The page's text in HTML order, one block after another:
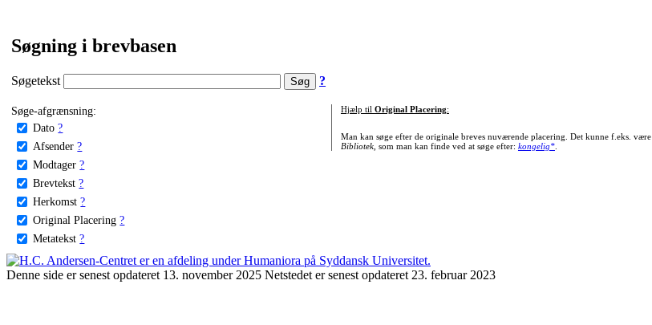
Søgning i brevbasen
Søgetekst ?
Søge-afgrænsning:
Dato ?
Afsender ?
Modtager ?
Brevtekst ?
Herkomst ?
Original Placering ?
Metatekst ?
Hjælp til Original Placering:
Man kan søge efter de originale breves nuværende placering. Det kunne f.eks. være
Bibliotek, som man kan finde ved at søge efter: kongelig*.
Denne side er senest opdateret 13. november 2025 Netstedet er senest opdateret 23. februar 2023